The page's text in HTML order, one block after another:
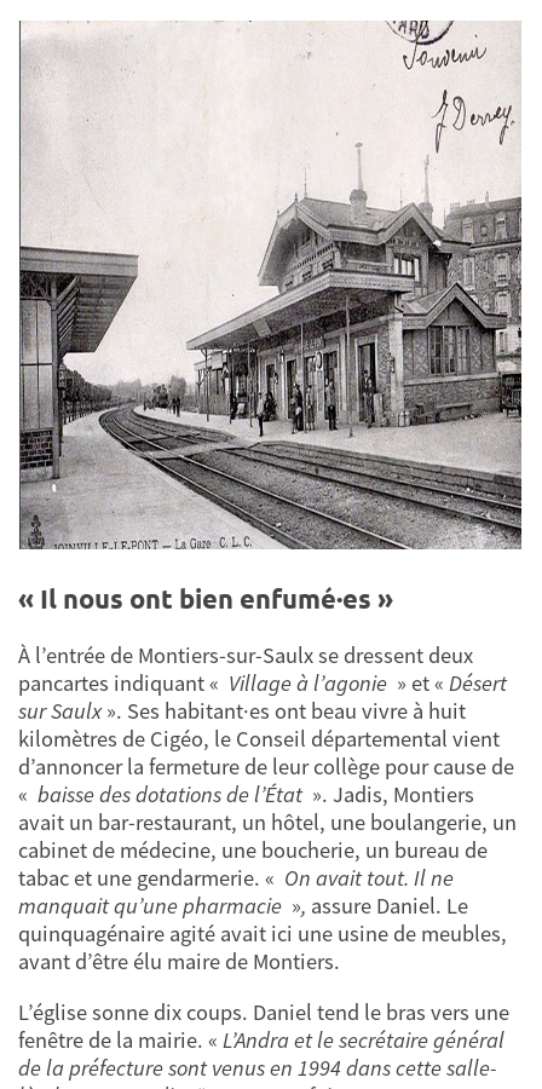
« Il nous ont bien enfumé·es »
À l’entrée de Montiers-sur-Saulx se dressent deux
pancartes indiquant « Village à l’agonie » et « Désert
sur Saulx». Ses habitant·es ont beau vivre à huit
kilomètres de Cigéo, le Conseil départemental vient
d’annoncer la fermeture de leur collège pour cause de
« baisse des dotations de l’État ». Jadis, Montiers
avait un bar-restaurant, un hôtel, une boulangerie, un
cabinet de médecine, une boucherie, un bureau de
tabac et une gendarmerie. « On avait tout. Il ne
manquait qu’une pharmacie », assure Daniel. Le
quinquagénaire agité avait ici une usine de meubles,
avant d’être élu maire de Montiers.
L’église sonne dix coups. Daniel tend le bras vers une
fenêtre de la mairie. « L’Andra et le secrétaire général
de la préfecture sont venus en 1994 dans cette salle-